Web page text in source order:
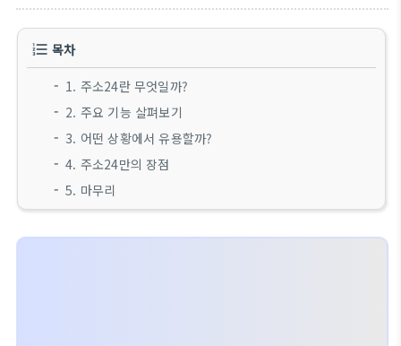
목차
1. 주소24란 무엇일까?
2. 주요 기능 살펴보기
3. 어떤 상황에서 유용할까?
4. 주소24만의 장점
5. 마무리